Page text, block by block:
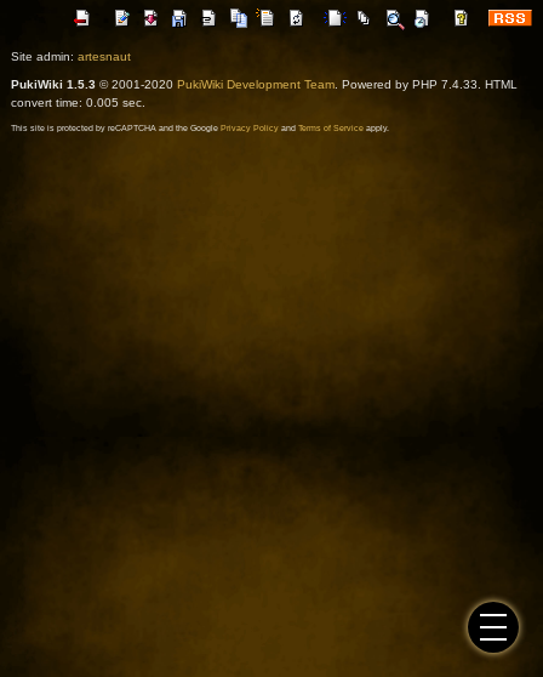
Site admin: artesnaut
PukiWiki 1.5.3© 2001-2020 PukiWiki Development Team. Powered by PHP 7.4.33. HTML
convert time: 0.005 sec.
This site is protected by reCAPTCHA and the Google Privacy Policyand Terms of Serviceapply.